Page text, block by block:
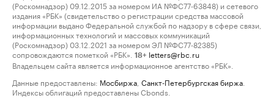
(Роскомнадзор) 09.12.2015 за номером ИА №ФС77-63848) и сетевого
издания «РБК» (свидетельство о регистрации средства массовой
информации выдано Федеральной службой по надзору в сфере связи,
информационных технологий и массовых коммуникаций
(Роскомнадзор) 03.12.2021 за номером ЭЛ №ФС77-82385)
сопровождаются пометкой «РБК».
18+ letters@rbc.ru
Владельцем сайта является информационное агентство «РБК».
Данные предоставлены: Мосбиржа Санкт-Петербургская биржа
Индексы облигаций предоставлены Cbonds.